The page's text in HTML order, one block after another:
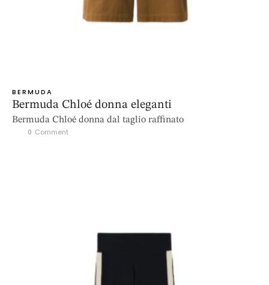
BERMUDA
Bermuda Chloé donna eleganti
Bermuda Chloé donna dal taglio raffinato
0 Comment